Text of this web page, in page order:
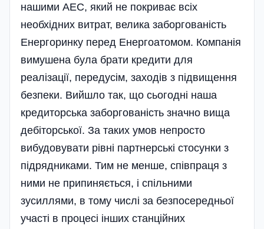
нашими АЕС, який не покриває всіх
необхідних витрат, велика заборгованість
Енергоринку перед Енергоатомом. Компанія
вимушена була брати кредити для
реалізації, передусім, заходів з підвищення
безпеки. Вийшло так, що сьогодні наша
кредиторська заборгованість значно вища
дебіторської. За таких умов непросто
вибудовувати рівні партнерські стосунки з
підрядниками. Тим не менше, співпраця з
ними не припиняється, і спільними
зусиллями, в тому числі за безпосередньої
участі в процесі інших станційних